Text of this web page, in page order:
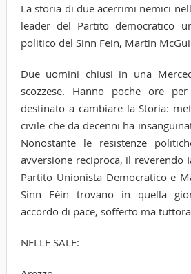
La storia di due acerrimi nemici
leader del Partito democratico
politico del Sinn Fein, Martin
Due uomini chiusi in una
scozzese. Hanno poche ore
destinato a cambiare la Storia:
civile che da decenni ha
Nonostante le resistenze
avversione reciproca, il reverendo
Partito Unionista Democratico e
Sinn Féin trovano in quella
accordo di pace, sofferto ma
NELLE SALE: